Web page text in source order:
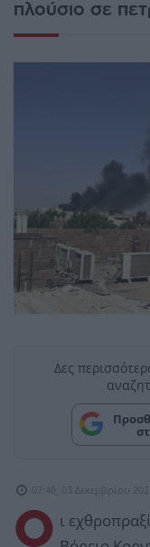
πλούσιο σε
Δες
07:48, 03 Δεκεμβρίου 2025
Ο ι